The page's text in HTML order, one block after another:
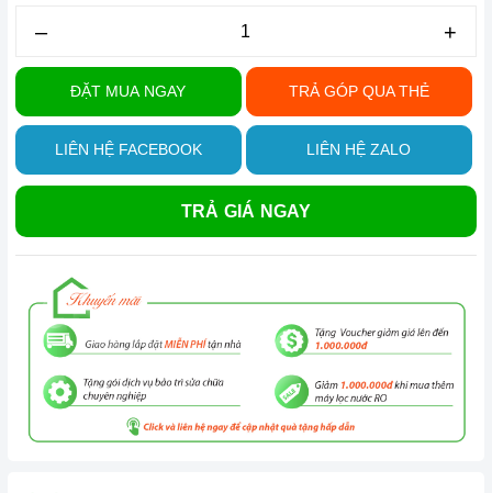
– +
ĐẶT MUA NGAY TRẢ GÓP QUA THẺ
LIÊN HỆ FACEBOOK LIÊN HỆ ZALO
TRẢ GIÁ NGAY